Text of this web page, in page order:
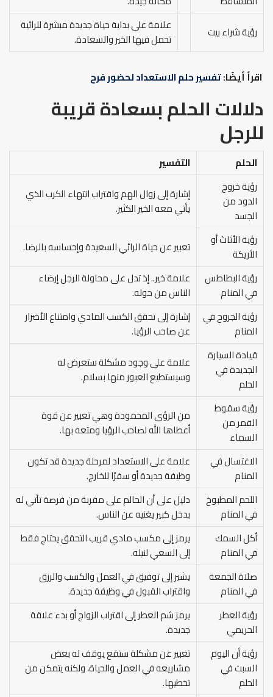
رؤية شراء بيت
علامة على بداية حياة جديدة مبشرة للرائية
تحمل فيها الخير والسعادة.
اقرأ أيضًا:تفسير حلم الاستعداد لحضور فرح
دلالات الحلم بسعادة قريبة
للرجل
الحلم
التفسير
رؤية خروج
الدود من
الجسد
إشارة إلى زوال الهم واقتراب انتهاء الكرب الذي
يأتي معه الخير الكثير.
رؤية الأثاث أو
الأريكة
تعبير عن حياة الرائي السعيدة وإحساسه بالرضا.
رؤية البطاطس
في المنام
علامة خير.. إذ تدل على محاولة الرجل إرضاء
الناس من حوله.
رؤية الجروح في
المنام
إشارة إلى تحقق الكسب المادي وامتناع الأضرار
عن صاحب الرؤيا.
قيادة السيارة
الجديدة في
الحلم
علامة على وجود مشكلة ستعرض له
وسيستطيع العبور منها بسلام.
رؤية سقوط
القمر من
السماء
من الرؤى المحمودة وهي تعبير عن قوة
أعطاها الله لصاحب الرؤيا ومتعه بها.
الاغتسال في
المنام
علامة على الاستعداد لمرحلة جديدة قد تكون
وظيفة جديدة أو سفرًا للخارج.
اللحم المطبوخ
في المنام
دليل على أن الحالم على مقربة من فرصة تأتي له
بدخل كبير يغنيه عن الناس.
أكل السمك
في المنام
يرمز إلى مكسب مادي قريب التحقق يحتاج فقط
إلى السعي لنيله.
صلاة الجمعة
في المنام
يشير إلى توفيق في العمل والكسب والرزق
واقتراب القبول في وظيفة جديدة.
رؤية العطر
الحريمي
يرمز شم العطر إلى اقتراب الزواج أو بدء علاقة
جديدة.
رؤية أن اليوم
السبت في
الحلم
تعبير عن مشكلة ستقع يوقف له بعض
مشاريعه في العمل والحياة، ولكنه يتمكن من
تخطيها.